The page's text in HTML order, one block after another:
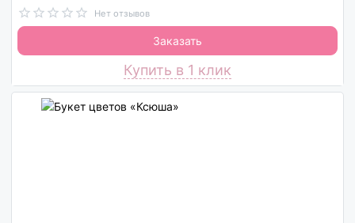
Нет отзывов
Заказать
Купить в 1 клик